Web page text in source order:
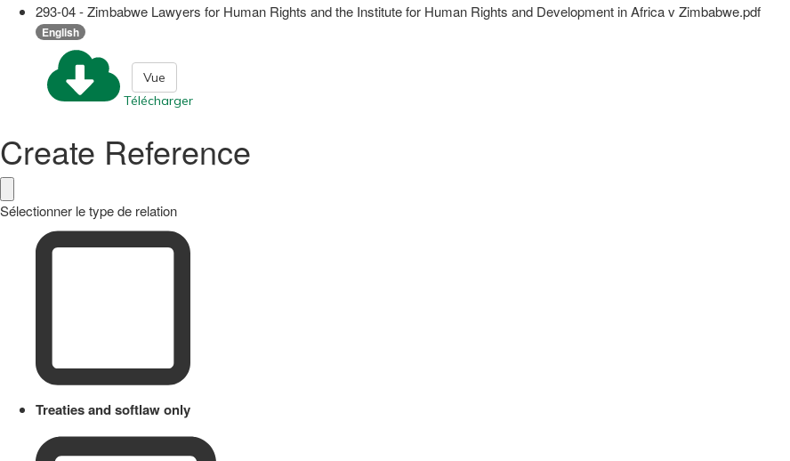
293-04 - Zimbabwe Lawyers for Human Rights and the Institute for Human Rights and Development in Africa v Zimbabwe.pdf
English
Télécharger
Vue
Create Reference
Sélectionner le type de relation
Treaties and softlaw only